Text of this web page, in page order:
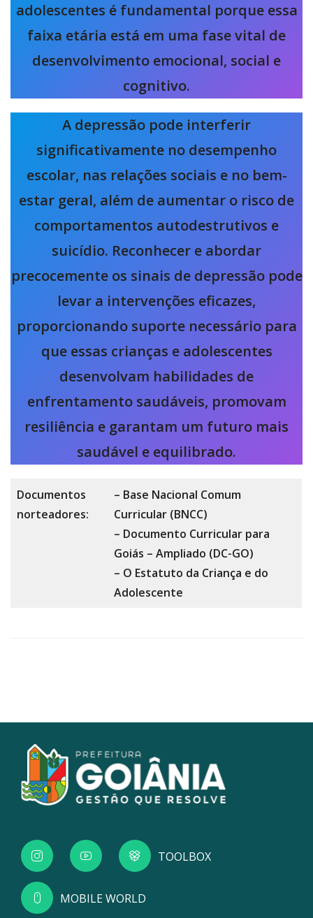
adolescentes é fundamental porque essa
faixa etária está em uma fase vital de
desenvolvimento emocional, social e
cognitivo.
A depressão pode interferir
significativamente no desempenho
escolar, nas relações sociais e no bem-
estar geral, além de aumentar o risco de
comportamentos autodestrutivos e
suicídio. Reconhecer e abordar
precocemente os sinais de depressão pode
levar a intervenções eficazes,
proporcionando suporte necessário para
que essas crianças e adolescentes
desenvolvam habilidades de
enfrentamento saudáveis, promovam
resiliência e garantam um futuro mais
saudável e equilibrado.
Documentos
norteadores:
– Base Nacional Comum
Curricular (BNCC)
– Documento Curricular para
Goiás – Ampliado (DC-GO)
– O Estatuto da Criança e do
Adolescente
TOOLBOX
MOBILE WORLD